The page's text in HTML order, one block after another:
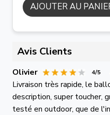
AJOUTER AU
Avis Clients
Olivier 4/5
Livraison très rapide, le
description, super toucher,
testé en outdoor, que de